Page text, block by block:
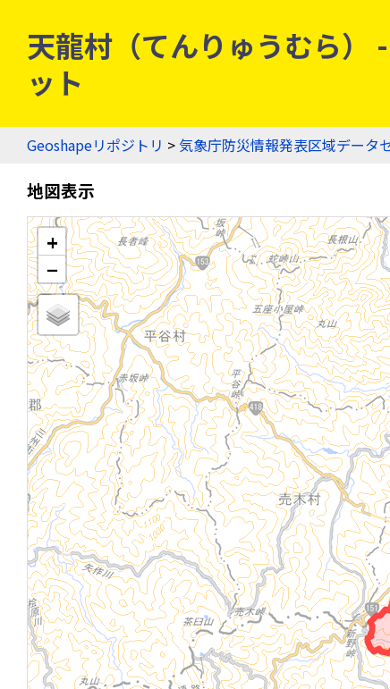
天龍村（てんりゅうむら）
ット
Geoshapeリポジトリ >気象庁防災情報発表区域データ
地図表示
+
−